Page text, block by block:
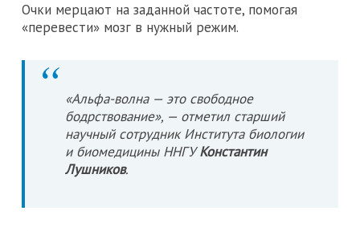
Очки мерцают на заданной частоте, помогая
«перевести» мозг в нужный режим.
«Альфа-волна — это свободное
бодрствование», — отметил старший
научный сотрудник Института биологии
и биомедицины ННГУКонстантин
Лушников.